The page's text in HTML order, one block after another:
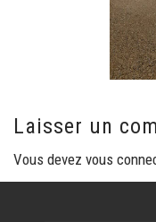
Laisser un
Vous devez vous